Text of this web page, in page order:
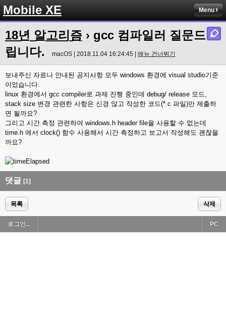
Mobile XE Menu
18년 알고리즘 › gcc 컴파일러 질문드
립니다.
macOS | 2018.11.04 16:24:45 | 메뉴 건너뛰기
보내주신 자료나 안내된 공지사항 모두 windows 환경에 visual studio기준
이었습니다.
linux 환경에서 gcc compiler로 과제 진행 중인데 debug/ release 모드,
stack size 변경 관련한 사항은 신경 않고 작성한 코드(*.c 파일)만 제출하
면 될까요?
그리고 시간 측정 관련하여 windows.h header file을 사용할 수 없는데
time.h 에서 clock() 함수 사용해서 시간 측정하고 보고서 작성해도 괜찮을
까요?
댓글 [1]
목록 삭제
로그인... PC